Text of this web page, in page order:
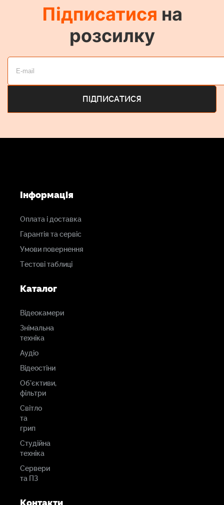
Підписатися на
розсилку
Інформація
Оплата і доставка
Гарантія та сервіс
Умови повернення
Тестові таблиці
Каталог
Відеокамери
Знімальна
техніка
Аудіо
Відеостіни
Об'єктиви,
фільтри
Світло
та
грип
Студійна
техніка
Сервери
та ПЗ